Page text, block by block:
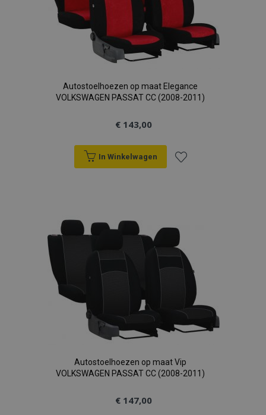
Autostoelhoezen op maat Elegance
VOLKSWAGEN PASSAT CC (2008-2011)
€ 143,00
In Winkelwagen
aan
verlanglijst
Autostoelhoezen op maat Vip
VOLKSWAGEN PASSAT CC (2008-2011)
€ 147,00